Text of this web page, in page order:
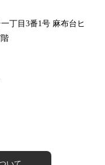
丁目3番1号 麻布台ヒ